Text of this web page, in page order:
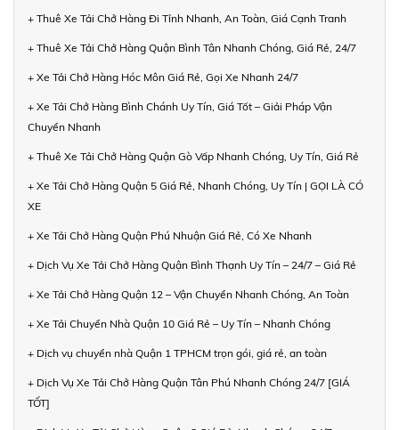
+ Thuê Xe Tải Chở Hàng Đi Tỉnh Nhanh, An Toàn, Giá Cạnh Tranh
+ Thuê Xe Tải Chở Hàng Quận Bình Tân Nhanh Chóng, Giá Rẻ, 24/7
+ Xe Tải Chở Hàng Hóc Môn Giá Rẻ, Gọi Xe Nhanh 24/7
+ Xe Tải Chở Hàng Bình Chánh Uy Tín, Giá Tốt – Giải Pháp Vận
Chuyển Nhanh
+ Thuê Xe Tải Chở Hàng Quận Gò Vấp Nhanh Chóng, Uy Tín, Giá Rẻ
+ Xe Tải Chở Hàng Quận 5 Giá Rẻ, Nhanh Chóng, Uy Tín | GỌI LÀ CÓ
XE
+ Xe Tải Chở Hàng Quận Phú Nhuận Giá Rẻ, Có Xe Nhanh
+ Dịch Vụ Xe Tải Chở Hàng Quận Bình Thạnh Uy Tín – 24/7 – Giá Rẻ
+ Xe Tải Chở Hàng Quận 12 – Vận Chuyển Nhanh Chóng, An Toàn
+ Xe Tải Chuyển Nhà Quận 10 Giá Rẻ – Uy Tín – Nhanh Chóng
+ Dịch vụ chuyển nhà Quận 1 TPHCM trọn gói, giá rẻ, an toàn
+ Dịch Vụ Xe Tải Chở Hàng Quận Tân Phú Nhanh Chóng 24/7 [GIÁ
TỐT]